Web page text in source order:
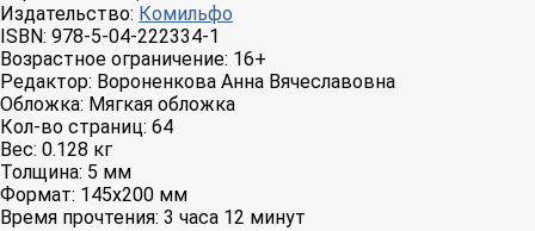
Издательство: Комильфо
ISBN: 978-5-04-222334-1
Возрастное ограничение: 16+
Редактор: Вороненкова Анна Вячеславовна
Обложка: Мягкая обложка
Кол-во страниц: 64
Вес: 0.128 кг
Толщина: 5 мм
Формат: 145x200 мм
Время прочтения: 3 часа 12 минут